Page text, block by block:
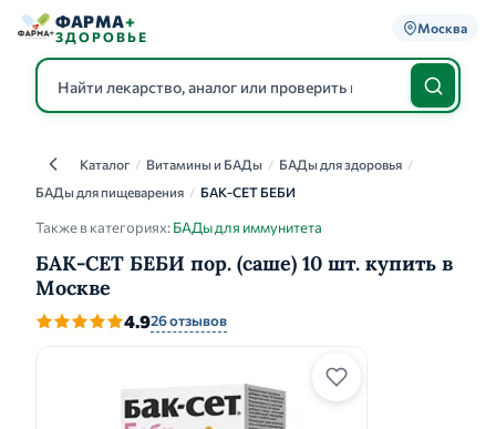
ФАРМА+
ЗДОРОВЬЕ
Москва
КаталогКаталог / Витамины и БАДы / БАДы для здоровья /
БАДы для пищеварения / БАК-СЕТ БЕБИ
Также в категориях:БАДы для иммунитета
БАК-СЕТ БЕБИ пор. (саше) 10 шт. купить в
Москве
4.926 отзывов